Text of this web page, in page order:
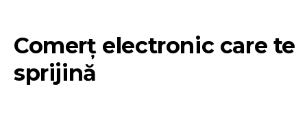
Comerț electronic care te
sprijină